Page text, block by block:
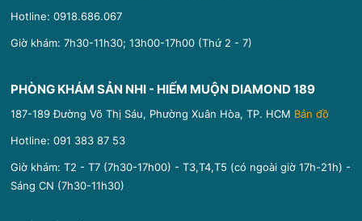
Hotline:0918.686.067
Giờ khám: 7h30-11h30; 13h00-17h00 (Thứ 2 - 7)
PHÒNG KHÁM SẢN NHI - HIẾM MUỘN DIAMOND 189
187-189 Đường Võ Thị Sáu, Phường Xuân Hòa, TP. HCM Bản đồ
Hotline:091 383 87 53
Giờ khám: T2 - T7 (7h30-17h00) - T3,T4,T5 (có ngoài giờ 17h-21h) -
Sáng CN (7h30-11h30)